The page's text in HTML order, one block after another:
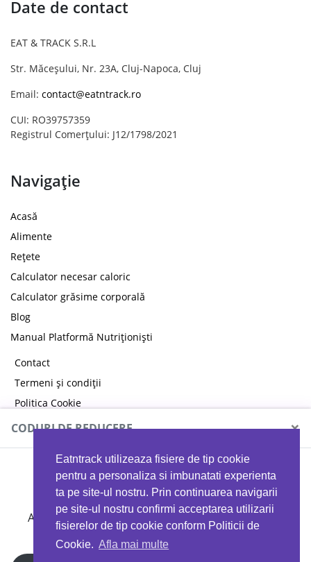
Eatntrack utilizeaza fisiere de tip cookie
pentru a personaliza si imbunatati experienta
ta pe site-ul nostru. Prin continuarea navigarii
pe site-ul nostru confirmi acceptarea utilizarii
fisierelor de tip cookie conform Politicii de
Cookie. Afla mai multe
Date de contact
EAT & TRACK S.R.L
Str. Măceșului, Nr. 23A, Cluj-Napoca, Cluj
Email: contact@eatntrack.ro
CUI: RO39757359
Registrul Comerțului: J12/1798/2021
Navigație
Acasă
Alimente
Rețete
Calculator necesar caloric
Calculator grăsime corporală
Blog
Manual Platformă Nutriționiști
Contact
Termeni și condiții
Politica Cookie
Politica de confidențialitate
CODURI DE REDUCERE ×
MYPROTEIN
Ai 40%reducere la orice comandă folosind codul
EATTRACK